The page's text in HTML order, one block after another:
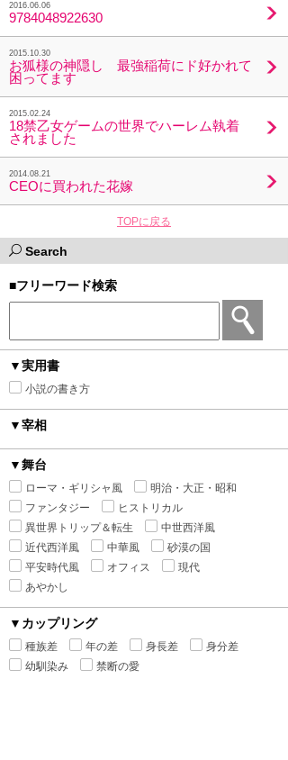
2016.06.06
9784048922630
2015.10.30
お狐様の神隠し 最強稲荷にド好かれて
困ってます
2015.02.24
18禁乙女ゲームの世界でハーレム執着
されました
2014.08.21
CEOに買われた花嫁
TOPに戻る
Search
■フリーワード検索
▼実用書
小説の書き方
▼宰相
▼舞台
ローマ・ギリシャ風
明治・大正・昭和
ファンタジー
ヒストリカル
異世界トリップ＆転生
中世西洋風
近代西洋風
中華風
砂漠の国
平安時代風
オフィス
現代
あやかし
▼カップリング
種族差 年の差 身長差
身分差
幼馴染み
禁断の愛